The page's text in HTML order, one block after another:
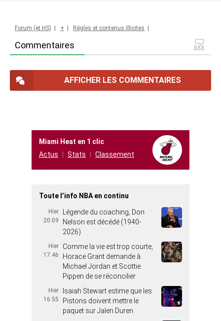
Commentaires
Forum (et HS) + Règles et contenus illicites
AFFICHER LES COMMENTAIRES
Miami Heat en 1 clic
Actus
Stats Classement
Toute l’info NBA en continu
Hier
20:09
Légende du coaching, Don
Nelson est décédé (1940-
2026)
Hier
17:46
Comme la vie est trop courte,
Horace Grant demande à
Michael Jordan et Scottie
Pippen de se réconcilier
Hier
16:55
Isaiah Stewart estime que les
Pistons doivent mettre le
paquet sur Jalen Duren